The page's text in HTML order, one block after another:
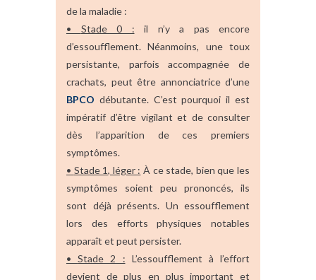
de la maladie :
• Stade 0 : il n’y a pas encore
d’essoufflement. Néanmoins, une toux
persistante, parfois accompagnée de
crachats, peut être annonciatrice d’une
BPCO débutante. C’est pourquoi il est
impératif d’être vigilant et de consulter
dès l’apparition de ces premiers
symptômes.
• Stade 1, léger : À ce stade, bien que les
symptômes soient peu prononcés, ils
sont déjà présents. Un essoufflement
lors des efforts physiques notables
apparaît et peut persister.
•Stade 2 : L’essoufflement à l’effort
devient de plus en plus important et